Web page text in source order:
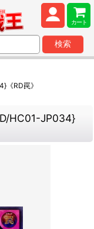
カート
検索
《RD罠》
HC01-JP034}